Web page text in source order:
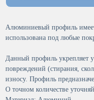
Алюминиевый профиль
использована под любые
Данный профиль укрепляет
повреждений (стирания,
износу. Профиль
О точном количестве